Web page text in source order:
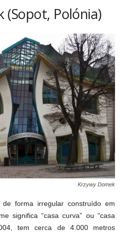
(Sopot, Polónia)
Krzywy Domek
forma irregular construído em
significa “casa curva” ou “casa
tem cerca de 4.000 metros